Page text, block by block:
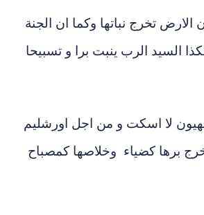
الارض تخرج نباتها وكما ان الجنة
الرب ينبت برا و تسبيحا
الامم
لا اسكت و من اجل اورشليم
كضياء وخلاصها كمصباح